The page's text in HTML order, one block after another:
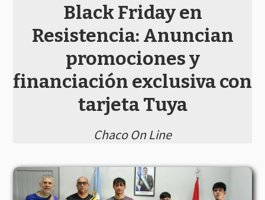
Black Friday en
Resistencia: Anuncian
promociones y
financiación exclusiva con
tarjeta Tuya
Chaco On Line